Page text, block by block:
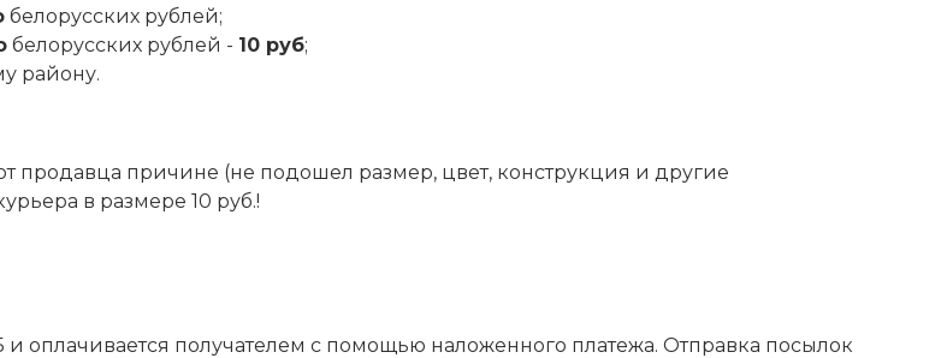
белорусских рублей;
белорусских рублей - 10 руб;
району.
продавца причине (не подошел размер, цвет, конструкция и другие
в размере 10 руб.!
оплачивается получателем с помощью наложенного платежа. Отправка посылок